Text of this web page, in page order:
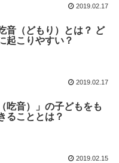
2019.02.17
音（どもり）とは？ ど
起こりやすい？
2019.02.17
吃音）」の子どもをも
ることとは？
2019.02.15